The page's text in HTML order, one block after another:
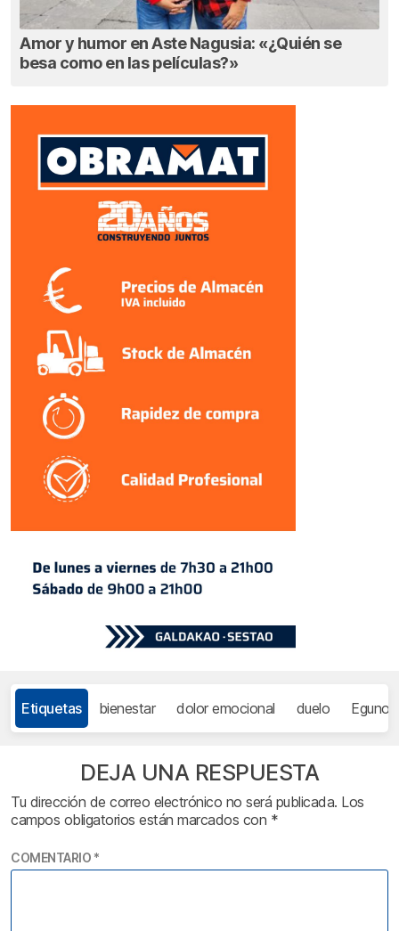
Amor y humor en Aste Nagusia: «¿Quién se
besa como en las películas?»
Etiquetas bienestar dolor emocional duelo
DEJA UNA RESPUESTA
Tu dirección de correo electrónico no será publicada. Los
campos obligatorios están marcados con *
COMENTARIO *